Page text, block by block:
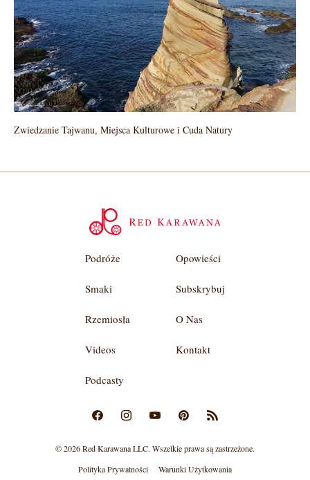
Zwiedzanie Tajwanu, Miejsca Kulturowe i Cuda Natury
Podróże Opowieści
Smaki Subskrybuj
Rzemiosła O Nas
Videos Kontakt
Podcasty
© 2026 Red Karawana LLC. Wszelkie prawa są zastrzeżone.
Polityka Prywatności
Warunki Użytkowania